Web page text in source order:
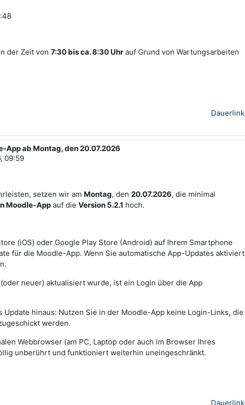
der Zeit von 7:30 bis ca. 8:30 Uhr auf Grund von Wartungsarbeiten
Dauerlink
ab Montag, den 20.07.2026
09:59
setzen wir am Montag, den 20.07.2026, die minimal
Moodle-App auf die Version 5.2.1 hoch.
(iOS) oder Google Play Store (Android) auf Ihrem Smartphone
für die Moodle-App. Wenn Sie automatische App-Updates aktiviert
neuer) aktualisiert wurde, ist ein Login über die App
hinaus: Nutzen Sie in der Moodle-App keine Login-Links, die
werden.
Webbrowser (am PC, Laptop oder auch im Browser Ihres
unberührt und funktioniert weiterhin uneingeschränkt.
Dauerlink